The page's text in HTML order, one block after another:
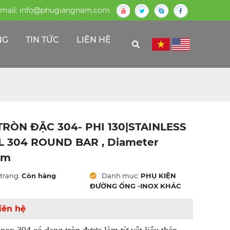
info@phugiangnam.com
TIN TỨC LIÊN HỆ
ĐẶC 304- PHI 130|STAINLESS
304 ROUND BAR , Diameter
Còn hàng Danh mục: PHỤ KIỆN
ĐƯỜNG ỐNG -INOX KHÁC
hệ